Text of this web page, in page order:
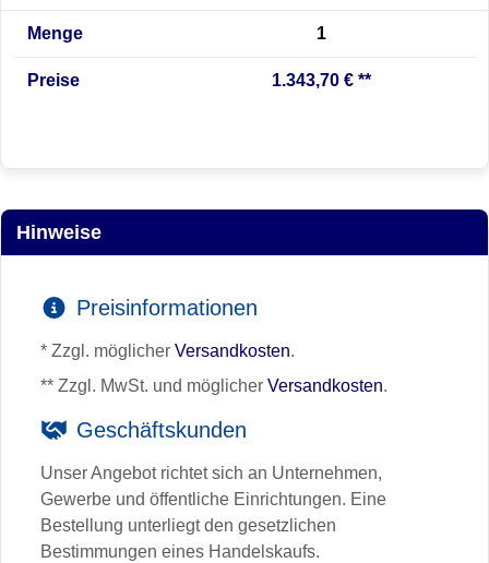
Menge 1
Preise 1.343,70 € **
Hinweise
Preisinformationen
* Zzgl. möglicher Versandkosten.
** Zzgl. MwSt. und möglicher Versandkosten.
Geschäftskunden
Unser Angebot richtet sich an Unternehmen,
Gewerbe und öffentliche Einrichtungen. Eine
Bestellung unterliegt den gesetzlichen
Bestimmungen eines Handelskaufs.